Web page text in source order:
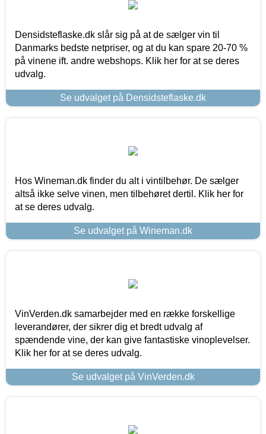
Densidsteflaske.dk slår sig på at de sælger vin til
Danmarks bedste netpriser, og at du kan spare 20-70 %
på vinene ift. andre webshops. Klik her for at se deres
udvalg.
Se udvalget på Densidsteflaske.dk
Hos Wineman.dk finder du alt i vintilbehør. De sælger
altså ikke selve vinen, men tilbehøret dertil. Klik her for
at se deres udvalg.
Se udvalget på Wineman.dk
VinVerden.dk samarbejder med en række forskellige
leverandører, der sikrer dig et bredt udvalg af
spændende vine, der kan give fantastiske vinoplevelser.
Klik her for at se deres udvalg.
Se udvalget på VinVerden.dk